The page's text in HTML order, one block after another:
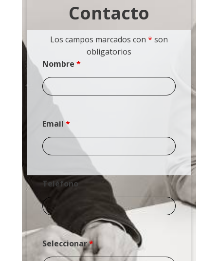
Contacto
Los campos marcados con * son
obligatorios
Nombre *
Email*
Teléfono
Seleccionar*